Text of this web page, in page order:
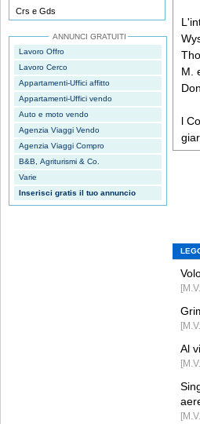
Crs e Gds
ANNUNCI GRATUITI
Lavoro Offro
Lavoro Cerco
Appartamenti-Uffici affitto
Appartamenti-Uffici vendo
Auto e moto vendo
Agenzia Viaggi Vendo
Agenzia Viaggi Compro
B&B, Agriturismi & Co.
Varie
Inserisci gratis il tuo annuncio
M.
l
Al